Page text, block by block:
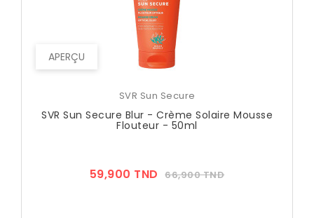
APERÇU
SVR Sun Secure
SVR Sun Secure Blur - Crème Solaire Mousse
Flouteur - 50ml
59,900 TND Prix
66,900 TNDPrix